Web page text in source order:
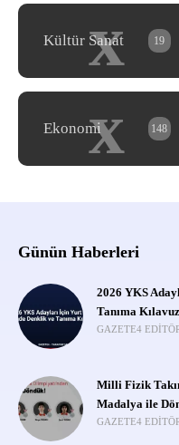
x
Kültür Sanat 19
x
Ekonomi 148
Günün Haberleri
2026 YKS
Tanıma
GAZETE4
Milli Fizik
Madalya ile
GAZETE4